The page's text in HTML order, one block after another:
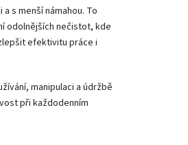
s menší námahou. To
odolnějších nečistot, kde
efektivitu práce i
manipulaci a údržbě
při každodenním